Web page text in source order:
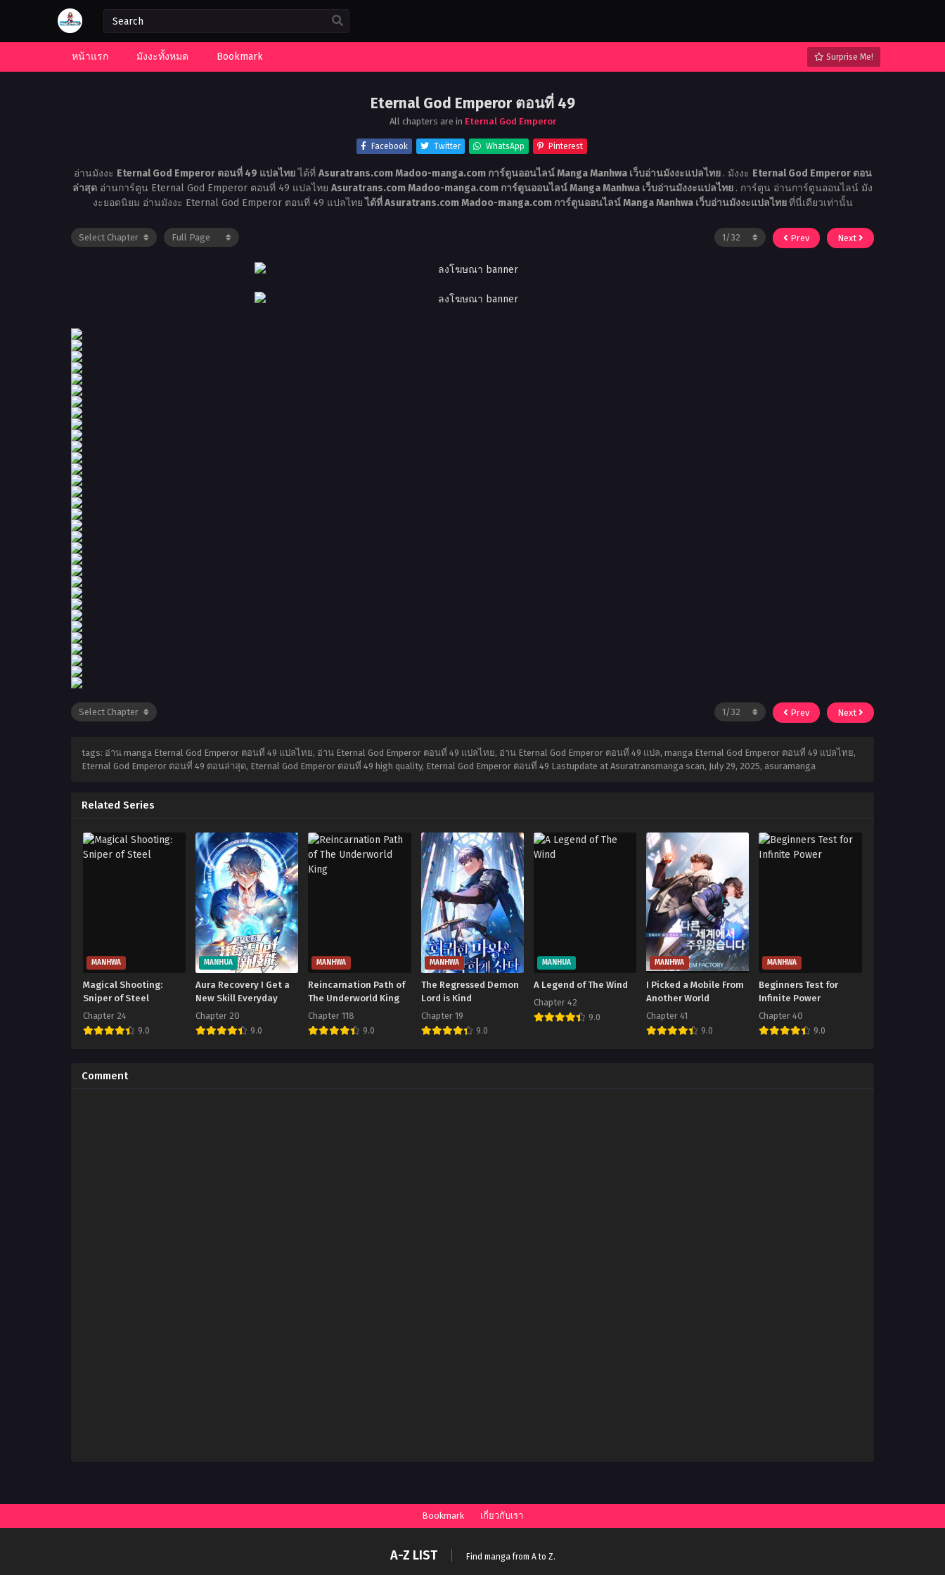
หน้าแรก มังงะทั้งหมด Bookmark Surprise Me!
Eternal God Emperor ตอนที่ 49
All chapters are in Eternal God Emperor
Facebook Twitter WhatsApp Pinterest
อ่านมังงะ Eternal God Emperor ตอนที่ 49 แปลไทยได้ที่ Asuratrans.com Madoo-manga.com การ์ตูนออนไลน์ Manga Manhwa เว็บอ่านมังงะแปลไทย . มังงะ Eternal God Emperor ตอน
ล่าสุด อ่านการ์ตูน Eternal God Emperor ตอนที่ 49 แปลไทย Asuratrans.com Madoo-manga.com การ์ตูนออนไลน์ Manga Manhwa เว็บอ่านมังงะแปลไทย . การ์ตูน อ่านการ์ตูนออนไลน์ มัง
งะยอดนิยม อ่านมังงะ Eternal God Emperor ตอนที่ 49 แปลไทยได้ที่ Asuratrans.com Madoo-manga.com การ์ตูนออนไลน์ Manga Manhwa เว็บอ่านมังงะแปลไทยที่นี่เดียวเท่านั้น
Prev Next
Prev Next
tags: อ่าน manga Eternal God Emperor ตอนที่ 49 แปลไทย, อ่าน Eternal God Emperor ตอนที่ 49 แปลไทย, อ่าน Eternal God Emperor ตอนที่ 49 แปล, manga Eternal God Emperor ตอนที่ 49 แปลไทย,
Eternal God Emperor ตอนที่ 49 ตอนล่าสุด, Eternal God Emperor ตอนที่ 49 high quality, Eternal God Emperor ตอนที่ 49 Lastupdate at Asuratransmanga scan, July 29, 2025, asuramanga
Related Series
MANHWA
Magical Shooting:
Sniper of Steel
Chapter 24
9.0
MANHUA
Aura Recovery I Get a
New Skill Everyday
Chapter 20
9.0
MANHWA
Reincarnation Path of
The Underworld King
Chapter 118
9.0
MANHWA
The Regressed Demon
Lord is Kind
Chapter 19
9.0
MANHUA
A Legend of The Wind
Chapter 42
9.0
MANHWA
I Picked a Mobile From
Another World
Chapter 41
9.0
MANHWA
Beginners Test for
Infinite Power
Chapter 40
9.0
Comment
Bookmark เกี่ยวกับเรา
A-Z LIST Find manga from A to Z.